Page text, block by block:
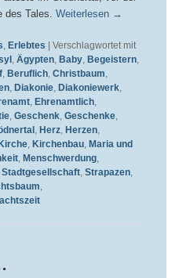
des Tales. Weiterlesen →
Erlebtes | Verschlagwortet mit
, Ägypten, Baby, Begeistern,
, Beruflich, Christbaum
, Diakonie, Diakoniewerk,
, Ehrenamtlich,
, Geschenk, Geschenke,
, Herz, Herzen,
, Kirchenbau, Maria und
, Menschwerdung,
Stadtgesellschaft, Strapazen,